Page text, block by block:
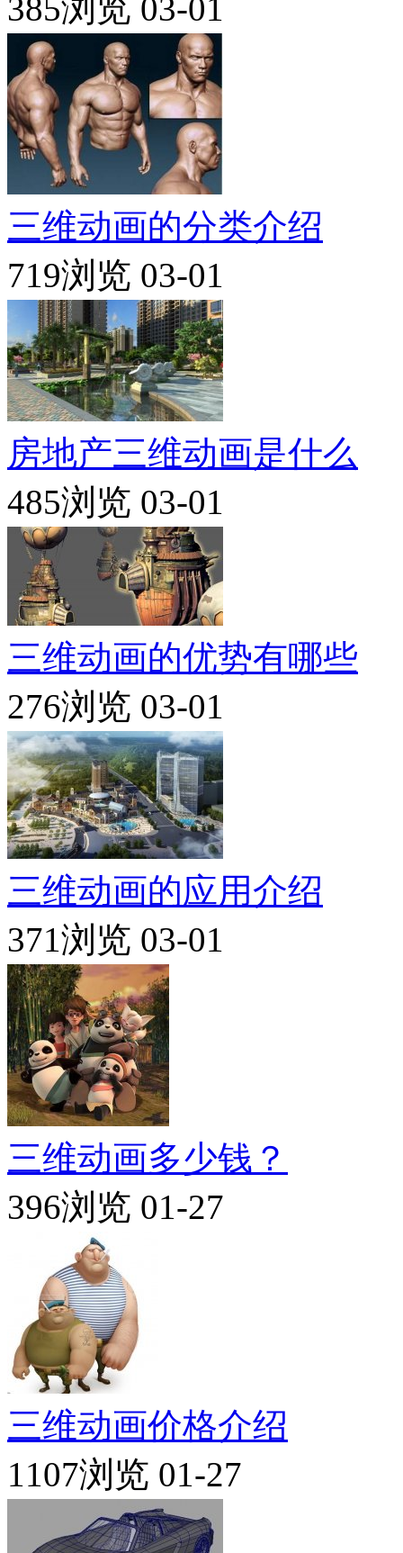
385浏览 03-01
三维动画的分类介绍
719浏览 03-01
房地产三维动画是什么
485浏览 03-01
三维动画的优势有哪些
276浏览 03-01
三维动画的应用介绍
371浏览 03-01
三维动画多少钱？
396浏览 01-27
三维动画价格介绍
1107浏览 01-27